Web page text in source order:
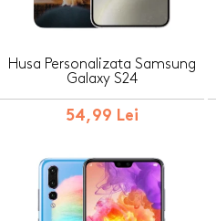
Husa Personalizata Samsung
Galaxy S24
54,99 Lei